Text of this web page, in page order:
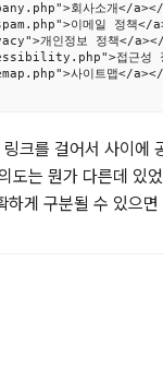
크를 걸어서 사이에
도는 뭔가 다른데 있
하게 구분될 수 있으